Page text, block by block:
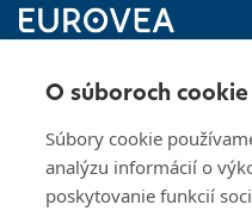
O súboroch
Súbory cookie
analýzu informácií o
poskytovanie funkcií
Kontakty
investorov
Návštevný poriadok